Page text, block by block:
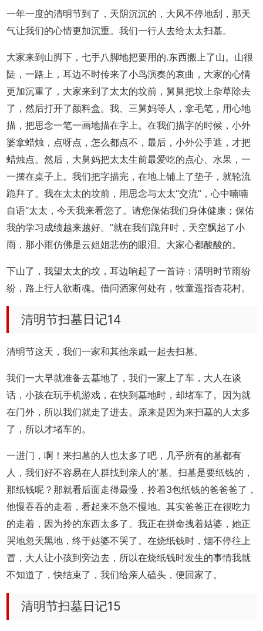
一年一度的清明节到了，天阴沉沉的，大风不停地刮，那天
气让我们的心情更加沉重。我们一行人去给太太扫墓。
大家来到山脚下，七手八脚地把要用的.东西搬上了山。山很
陡，一路上，耳边不时传来了小鸟演奏的哀曲，大家的心情
更加沉重了，大家来到了太太的坟前，舅舅把坟上杂草除去
了，然后打开了颜料盒。我、三舅妈等人，拿毛笔，用心地
描，把思念一笔一画地描在字上。在我们描字的时候，小外
婆拿蜡烛，点呀点，怎么都点不，最后，小外公手遮，才把
蜡烛点。然后，大舅妈把太太生前最爱吃的点心、水果，一
一摆在桌子上。我们把字描完，在地上铺上了垫子，就轮流
跪拜了。我在太太的坟前，用思念与太太“交流”，心中喃喃
自语“太太，今天我来看您了。请您保佑我们身体健康；保佑
我的学习成绩越来越好。”就在我们跪拜时，天空飘起了小
雨，那小雨仿佛是云姐姐悲伤的眼泪。大家心都酸酸的。
下山了，我望太太的坟，耳边响起了一首诗：清明时节雨纷
纷，路上行人欲断魂。借问酒家何处有，牧童遥指杏花村。
清明节扫墓日记14
清明节这天，我们一家和其他亲戚一起去扫墓。
我们一大早就准备去墓地了，我们一家上了车，大人在谈
话，小孩在玩手机游戏，在快到墓地时，却堵车了。因为就
在门外，所以我们就走了进去。原来是因为来扫墓的人太多
了，所以才堵车的。
一进门，啊！来扫墓的人也太多了吧，几乎所有的墓都有
人，我们好不容易在人群找到亲人的'墓。扫墓是要纸钱的，
那纸钱呢？那就看后面走得最慢，拎着3包纸钱的爸爸爸了，
他慢吞吞的走着，看起来不急不慢地。其实爸爸正在很吃力
的走着，因为拎的东西太多了。我正在拼命拽着姑婆，她正
哭地忽天黑地，终于姑婆不哭了。在烧纸钱时，烟不停往上
冒，大人让小孩到旁边去，所以在烧纸钱时发生的事情我就
不知道了，快结束了，我们给亲人磕头，便回家了。
清明节扫墓日记15